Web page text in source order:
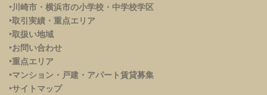
‣川崎市・横浜市の小学校・中学校学区
‣取引実績・重点エリア
‣取扱い地域
‣お問い合わせ
‣重点エリア
‣マンション・戸建・アパート賃貸募集
‣サイトマップ